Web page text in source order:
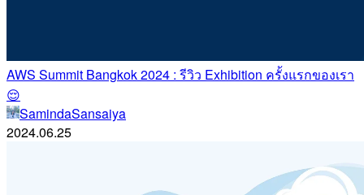
AWS Summit Bangkok 2024 : รีวิว Exhibition ครั้งแรกของเรา
😌
SamindaSansaiya
2024.06.25